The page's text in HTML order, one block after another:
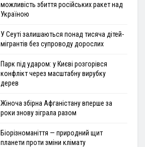
можливість збиття російських ракет над
Україною
У Сеуті залишаються понад тисяча дітей-
мігрантів без супроводу дорослих
Парк під ударом: у Києві розгорівся
конфлікт через масштабну вирубку
дерев
Жіноча збірна Афганістану вперше за
роки знову зіграла разом
Біорізноманіття — природний щит
планети проти зміни клімату